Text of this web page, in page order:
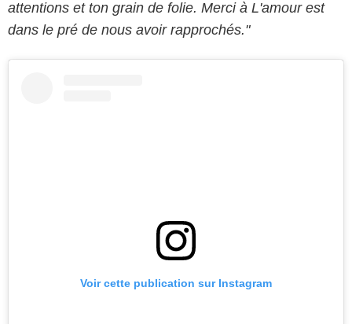
attentions et ton grain de folie. Merci à L'amour est
dans le pré de nous avoir rapprochés."
Voir cette publication sur Instagram